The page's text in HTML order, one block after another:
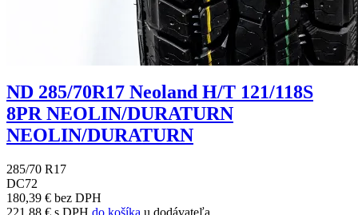
ND 285/70R17 Neoland H/T 121/118S
8PR NEOLIN/DURATURN
NEOLIN/DURATURN
285/70 R17
DC72
180,39 € bez DPH
221,88 € s DPH do košíka u dodávateľa